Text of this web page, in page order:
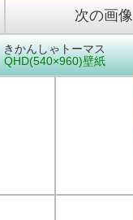
次の画像
きかんしゃトーマス
QHD(540×960)壁紙